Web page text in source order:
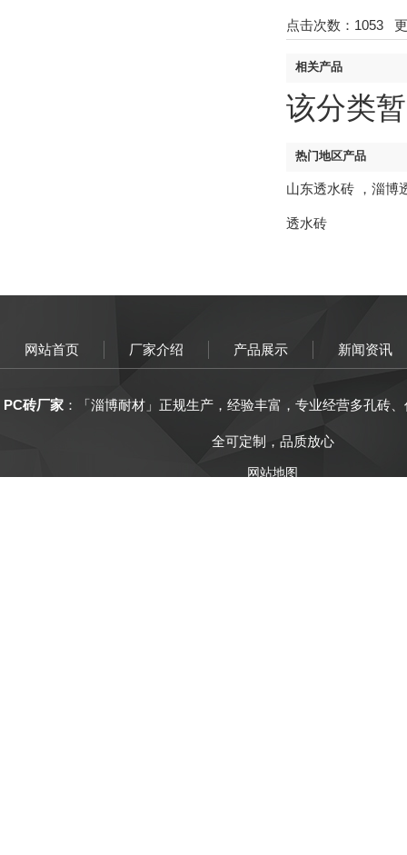
点击次数： 1053
相关产品
该分类
热门地区产品
山东透水砖 ， 淄博
透水砖
网站首页 厂家介绍 产品展示 新闻资讯
PC砖厂家 ：「淄博耐材 」正规生产， 经验丰富 ， 专业经营多孔砖
全可定制，品质放心
网站地图